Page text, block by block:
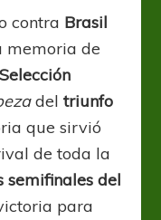
contra Brasil
memoria de
Selección
deltriunfo
que sirvió
de toda la
semifinales del
para